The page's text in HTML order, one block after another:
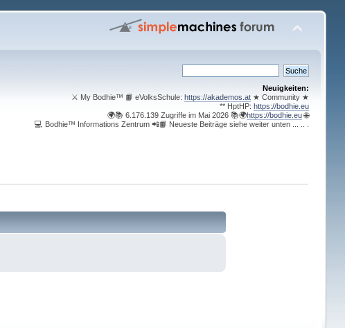
Neuigkeiten:
⚔ My Bodhie™ 📙 eVolksSchule:https://akademos.at ★ Community ★
** HptHP:https://bodhie.eu
🌍📚 6.176.139 Zugriffe im Mai 2026 📚🌍https://bodhie.eu🌐
💻 Bodhie™ Informations Zentrum 📲📙 Neueste Beiträge siehe weiter unten ... .. .